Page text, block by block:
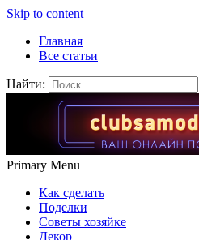
Skip to content
Главная
Все статьи
Найти:
Primary Menu
Как сделать
Поделки
Советы хозяйке
Декор